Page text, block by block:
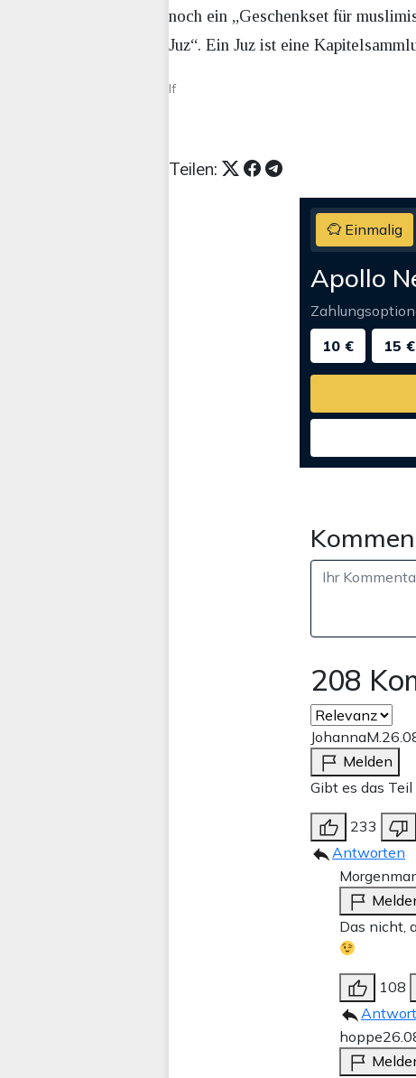
noch ein „Geschenkset für
Juz“. Ein Juz ist eine
lf
Teilen:
Einmalig
Apollo
10 €
15 €
208
JohannaM.
Melden
Gibt es das
233
Antworten
Das nicht,
108
hoppe